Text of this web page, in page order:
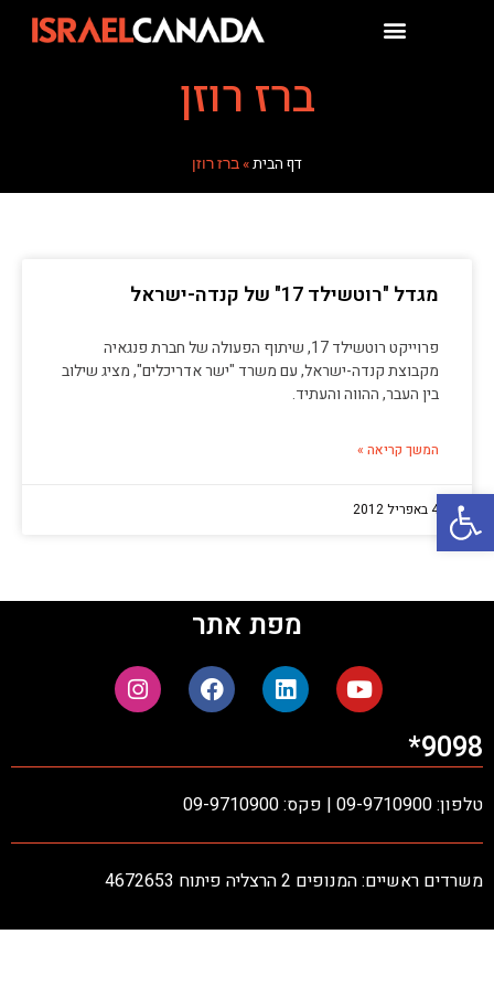
פתח סרגל נגישות
ברז רוזן
דף הבית»ברז רוזן
מגדל "רוטשילד 17" של קנדה-ישראל
פרוייקט רוטשילד 17, שיתוף הפעולה של חברת פנגאיה
מקבוצת קנדה-ישראל, עם משרד "ישר אדריכלים", מציג שילוב
בין העבר, ההווה והעתיד.
המשך קריאה »
4 באפריל 2012
מפת אתר
9098*
טלפון: 09-9710900 | פקס: 09-9710900
משרדים ראשיים: המנופים 2 הרצליה פיתוח 4672653